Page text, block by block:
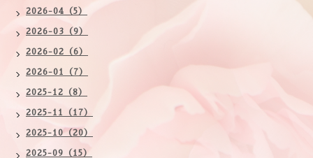
2026-04（5）
2026-03（9）
2026-02（6）
2026-01（7）
2025-12（8）
2025-11（17）
2025-10（20）
2025-09（15）